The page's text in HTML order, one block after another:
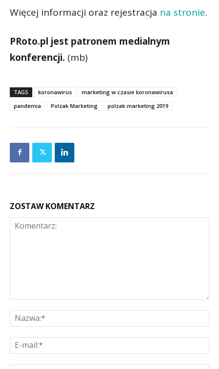
Więcej informacji oraz rejestracja na stronie.
PRoto.pl jest patronem medialnym
konferencji. (mb)
TAGS koronawirus
marketing w czasie koronawirusa
pandemia
Polzak Marketing polzak marketing 2019
ZOSTAW KOMENTARZ